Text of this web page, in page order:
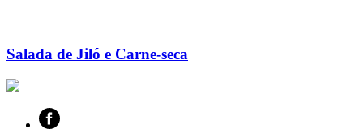
Salada de Jiló e Carne-seca